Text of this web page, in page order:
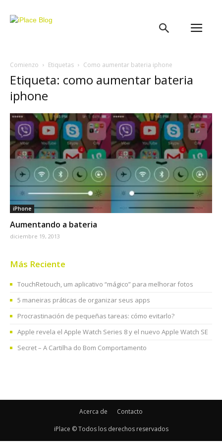
Comienzo Etiquetas Como aumentar bateria iphone
Etiqueta: como aumentar bateria
iphone
iPhone
Aumentando a bateria
diciembre 19, 2013
Más Reciente
TouchRetouch, um aplicativo “mágico” para melhorar fotos
5 maneiras práticas de organizar seus apps
Procrastinación de pequeñas tareas: cómo evitarlo?
Apple revela el Apple Watch Series 8 y el nuevo Apple Watch SE
Secret – A Cartilha do Bom Comportamento
Acerca de Contacto
iPlace © Todos los derechos reservados